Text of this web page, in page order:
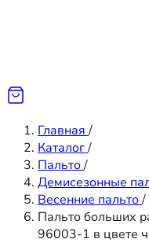
Главная /
Каталог/
Пальто/
Демисезонные
Весенние пальто/
Пальто больших
96003-1 в цвете